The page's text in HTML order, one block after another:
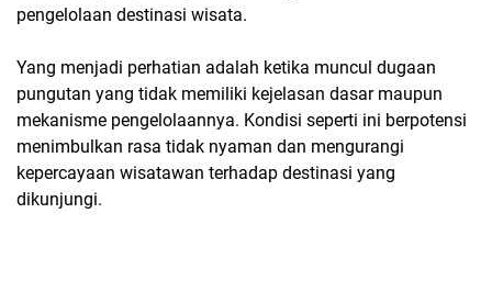
pengelolaan destinasi wisata.
Yang menjadi perhatian adalah ketika muncul dugaan
pungutan yang tidak memiliki kejelasan dasar maupun
mekanisme pengelolaannya. Kondisi seperti ini berpotensi
menimbulkan rasa tidak nyaman dan mengurangi
kepercayaan wisatawan terhadap destinasi yang
dikunjungi.